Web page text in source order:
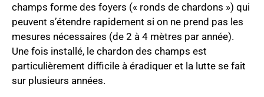
champs forme des foyers (« ronds de chardons ») qui
peuvent s’étendre rapidement si on ne prend pas les
mesures nécessaires (de 2 à 4 mètres par année).
Une fois installé, le chardon des champs est
particulièrement difficile à éradiquer et la lutte se fait
sur plusieurs années.